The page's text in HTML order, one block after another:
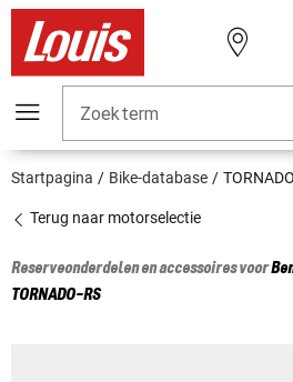
Zoekterm
Startpagina Bike-database
Terug naar motorselectie
Reserveonderdelen en accessoires voor
TORNADO-RS